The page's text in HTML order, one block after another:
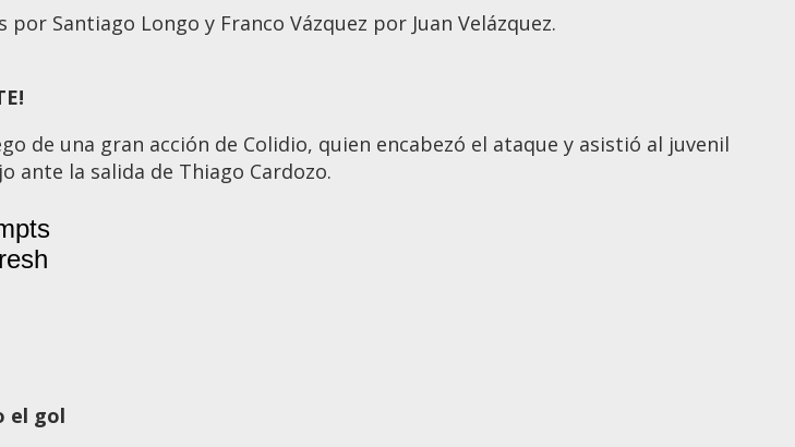
por Santiago Longo y Franco Vázquez por Juan Velázquez.
de una gran acción de Colidio, quien encabezó el ataque y asistió al juvenil
ante la salida de Thiago Cardozo.
el gol